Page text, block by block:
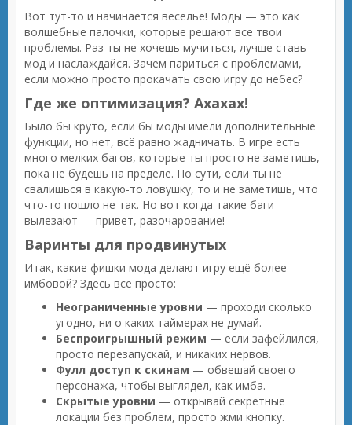
Вот тут-то и начинается веселье! Моды — это как
волшебные палочки, которые решают все твои
проблемы. Раз ты не хочешь мучиться, лучше ставь
мод и наслаждайся. Зачем париться с проблемами,
если можно просто прокачать свою игру до небес?
Где же оптимизация? Ахахах!
Было бы круто, если бы моды имели дополнительные
функции, но нет, всё равно жадничать. В игре есть
много мелких багов, которые ты просто не заметишь,
пока не будешь на пределе. По сути, если ты не
свалишься в какую-то ловушку, то и не заметишь, что
что-то пошло не так. Но вот когда такие баги
вылезают — привет, разочарование!
Варинты для продвинутых
Итак, какие фишки мода делают игру ещё более
имбовой? Здесь все просто:
Неограниченные уровни — проходи сколько
угодно, ни о каких таймерах не думай.
Беспроигрышный режим — если зафейлился,
просто перезапускай, и никаких нервов.
Фулл доступ к скинам — обвешай своего
персонажа, чтобы выглядел, как имба.
Скрытые уровни — открывай секретные
локации без проблем, просто жми кнопку.